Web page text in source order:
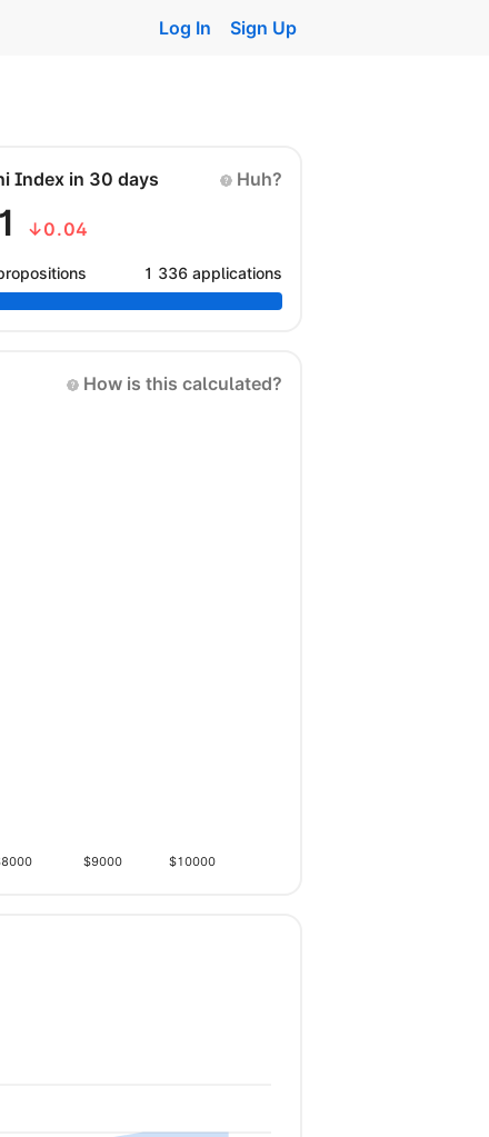
Log In Sign Up
Index in 30 days Huh?
↓0.04
1 336 applications
How is this calculated?
$9000 $10000